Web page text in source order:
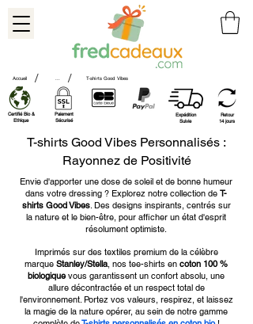
Accueil / / T-shirts Good Vibes
Certifié Bio &
Ethique
Retour
14 jours
Expédition
Suivie
Paiement
Sécurisé
T-shirts Good Vibes Personnalisés :
Rayonnez de Positivité
Envie d'apporter une dose de soleil et de bonne humeur
dans votre dressing ? Explorez notre collection de T-
shirts Good Vibes. Des designs inspirants, centrés sur
la nature et le bien-être, pour afficher un état d'esprit
résolument optimiste.
Imprimés sur des textiles premium de la célèbre
marque Stanley/Stella , nos tee-shirts en coton 100 %
biologique vous garantissent un confort absolu, une
allure décontractée et un respect total de
l'environnement. Portez vos valeurs, respirez, et laissez
la magie de la nature opérer, au sein de notre gamme